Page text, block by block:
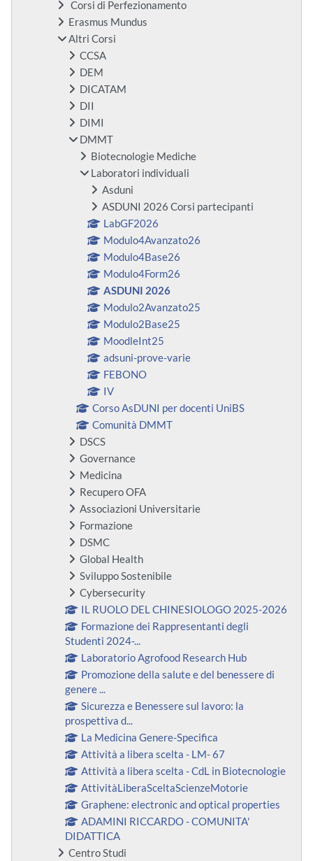
Corsi di Perfezionamento
Erasmus Mundus
Altri Corsi
CCSA
DEM
DICATAM
DII
DIMI
DMMT
Biotecnologie Mediche
Laboratori individuali
Asduni
ASDUNI 2026 Corsi partecipanti
LabGF2026
Modulo4Avanzato26
Modulo4Base26
Modulo4Form26
ASDUNI 2026
Modulo2Avanzato25
Modulo2Base25
MoodleInt25
adsuni-prove-varie
FEBONO
IV
Corso AsDUNI per docenti UniBS
Comunità DMMT
DSCS
Governance
Medicina
Recupero OFA
Associazioni Universitarie
Formazione
DSMC
Global Health
Sviluppo Sostenibile
Cybersecurity
IL RUOLO DEL CHINESIOLOGO 2025-2026
Formazione dei Rappresentanti degli
Studenti 2024-...
Laboratorio Agrofood Research Hub
Promozione della salute e del benessere di
genere ...
Sicurezza e Benessere sul lavoro: la
prospettiva d...
La Medicina Genere-Specifica
Attività a libera scelta - LM- 67
Attività a libera scelta - CdL in Biotecnologie
AttivitàLiberaSceltaScienzeMotorie
Graphene: electronic and optical properties
ADAMINI RICCARDO - COMUNITA'
DIDATTICA
Centro Studi